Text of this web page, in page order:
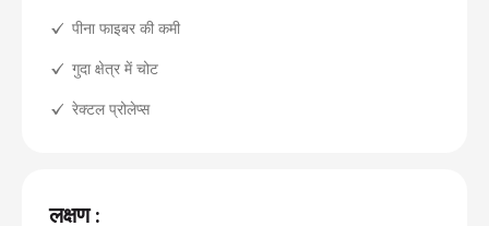
पीना फाइबर की कमी
गुदा क्षेत्र में चोट
रेक्टल प्रोलेप्स
लक्षण :